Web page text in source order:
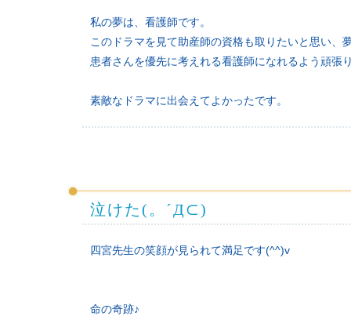
私の夢は、看護師です。
このドラマを見て助産師の資格も取りたいと思い、
患者さんを優先に考えれる看護師になれるよう頑張
素敵なドラマに出会えてよかったです。
泣けた(。´Д⊂)
四宮先生の笑顔が見られて満足です(^^)v
命の奇跡♪